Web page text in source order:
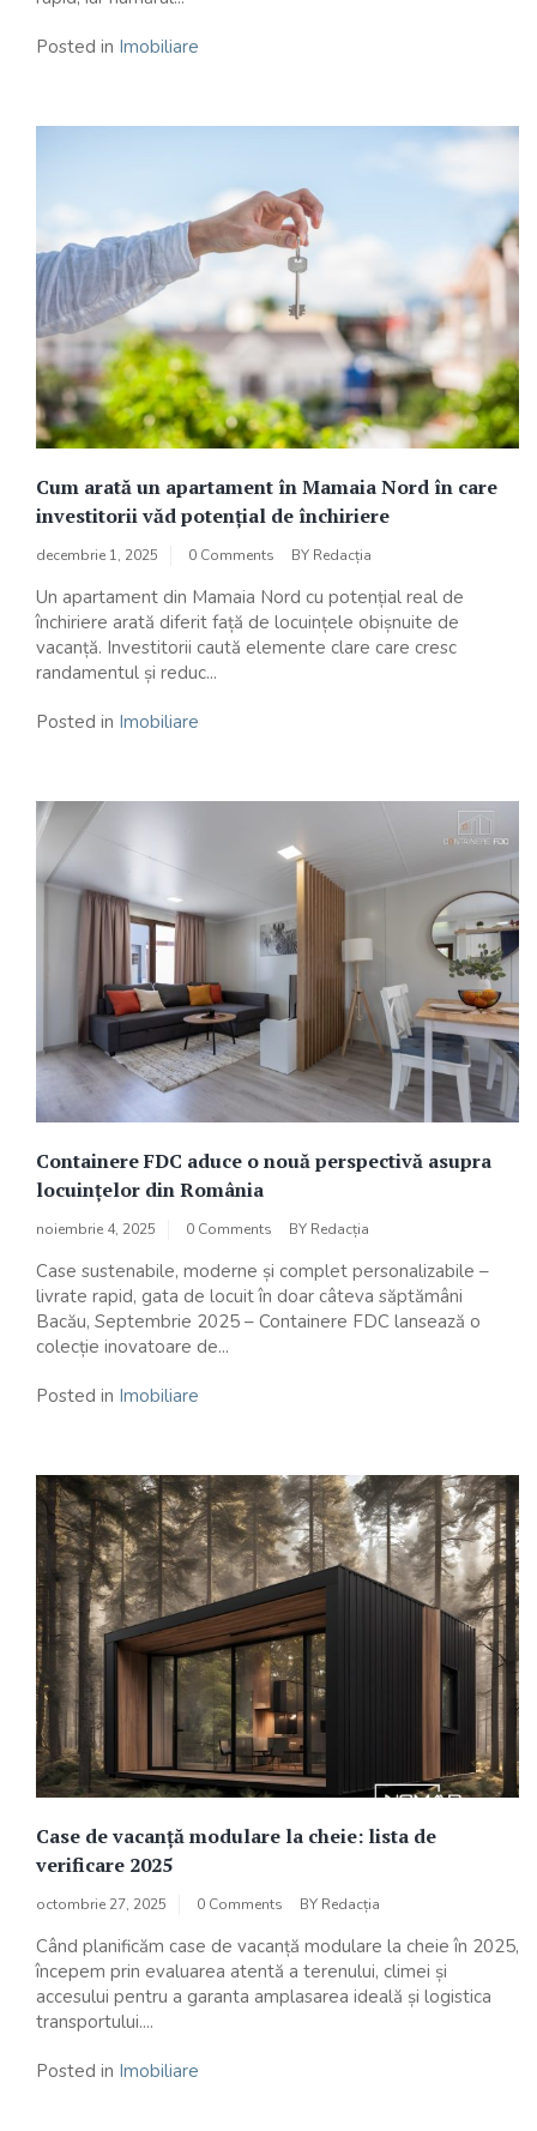
Posted in Imobiliare
Cum arată un apartament în Mamaia Nord în care
investitorii văd potențial de închiriere
decembrie 1, 2025 0 Comments BY Redacția
Un apartament din Mamaia Nord cu potențial real de
închiriere arată diferit față de locuințele obișnuite de
vacanță. Investitorii caută elemente clare care cresc
randamentul și reduc...
Posted in Imobiliare
Containere FDC aduce o nouă perspectivă asupra
locuințelor din România
noiembrie 4, 2025 0 Comments BY Redacția
Case sustenabile, moderne și complet personalizabile –
livrate rapid, gata de locuit în doar câteva săptămâni
Bacău, Septembrie 2025 – Containere FDC lansează o
colecție inovatoare de...
Posted in Imobiliare
Case de vacanță modulare la cheie: lista de
verificare 2025
octombrie 27, 2025 0 Comments BY Redacția
Când planificăm case de vacanță modulare la cheie în 2025,
începem prin evaluarea atentă a terenului, climei și
accesului pentru a garanta amplasarea ideală și logistica
transportului....
Posted in Imobiliare